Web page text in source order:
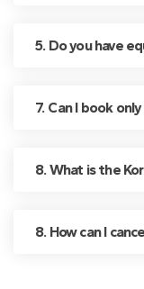
5. Do you have
7. Can I book
8. What is the
8. How can I